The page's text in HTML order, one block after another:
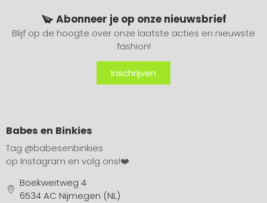
Abonneer je op onze nieuwsbrief
Blijf op de hoogte over onze laatste acties en nieuwste
fashion!
Inschrijven
Babes en Binkies
Tag @babesenbinkies
op Instagram en volg ons!❤️
Boekweitweg 4
6534 AC Nijmegen (NL)